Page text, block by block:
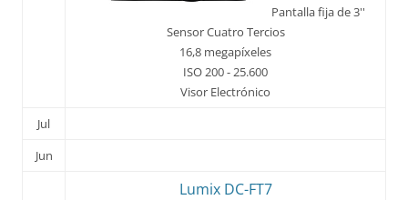
Pantalla fija de 3''
Sensor Cuatro Tercios
16,8 megapíxeles
ISO 200 - 25.600
Visor Electrónico
Jul
Jun
Lumix DC-FT7